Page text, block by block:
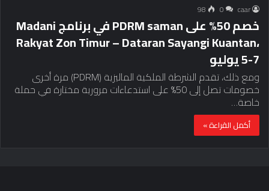
caar
0
98
خصم 50% على PDRM saman في برنامج Madani
Rakyat Zon Timur – Dataran Sayangi Kuantan،
5-7 يوليو
ومع ذلك، تقدم الشرطة الملكية الماليزية (PDRM) مرة أخرى
خصومات تصل إلى 50% على استدعاءات مرورية مختارة في حملة
خاصة…
أكمل القراءة »